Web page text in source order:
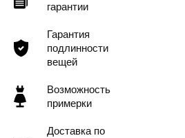
гарантии
Гарантия
подлинности
вещей
Возможность
примерки
Доставка по